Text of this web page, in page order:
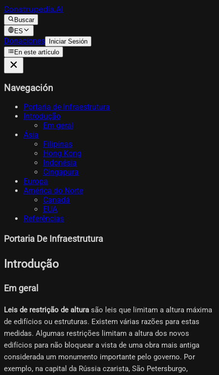
Construpedia.AI
Buscar
ES
Donaciones Iniciar Sesión
En este artículo
Navegación
Portaria de Infraestrutura
Introdução
Em geral
Ásia
Filipinas
Hong Kong
Indonésia
Cingapura
Europa
América do Norte
Canadá
EUA
Referências
Portaria De Infraestrutura
Introdução
Em geral
Leis de restrição de altura são leis que limitam a altura máxima
de edifícios ou estruturas. Existem várias razões para estas
medidas. Algumas restrições limitam a altura dos novos
edifícios para não bloquear a vista de uma obra mais antiga
considerada um monumento importante pelo governo. Por
exemplo, na capital da Rússia czarista, São Petersburgo,